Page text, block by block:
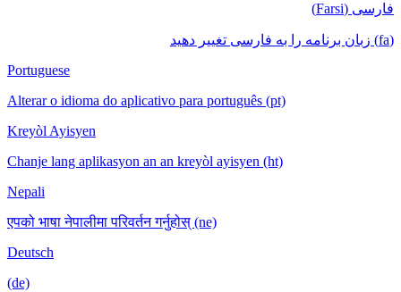
فارسی (Farsi)
(fa) زبان برنامه را به فارسی تغییر دهید
Portuguese
Alterar o idioma do aplicativo para português (pt)
Kreyòl Ayisyen
Chanje lang aplikasyon an an kreyòl ayisyen (ht)
Nepali
एपको भाषा नेपालीमा परिवर्तन गर्नुहोस् (ne)
Deutsch
(de)